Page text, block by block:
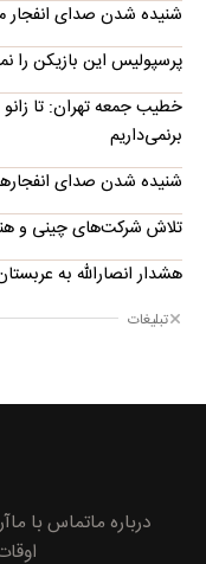
شنیده شدن صدای
پرسپولیس این بازیکن
خطیب جمعه تهران: تا
برنمی‌داریم
شنیده شدن صدای
تلاش شرکت‌های چینی و
هشدار انصارالله به
تبلیغات
درباره ماتماس با ما